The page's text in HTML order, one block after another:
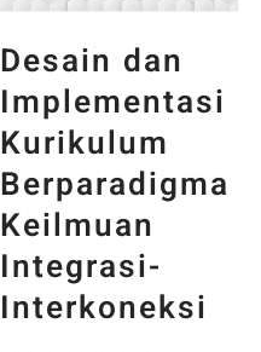
Desain dan
Implementasi
Kurikulum
Berparadigma
Keilmuan
Integrasi-
Interkoneksi